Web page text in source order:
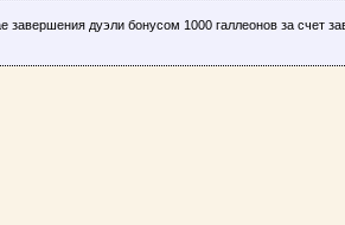
завершения дуэли бонусом 1000 галлеонов за